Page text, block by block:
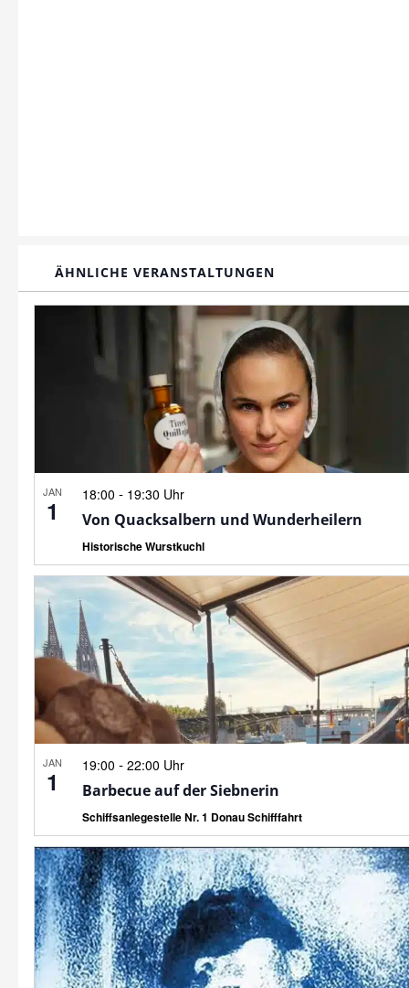
ÄHNLICHE VERANSTALTUNGEN
JAN
1
18:00 - 19:30 Uhr
Von Quacksalbern und Wunderheilern
Historische Wurstkuchl
JAN
1
19:00 - 22:00 Uhr
Barbecue auf der Siebnerin
Schiffsanlegestelle Nr. 1 Donau Schifffahrt